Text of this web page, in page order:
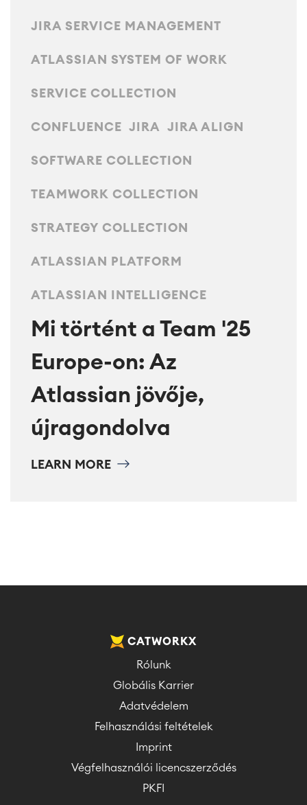
megosztás
Enterprise Wiki
Közös Intranet
Integrációk
SAP Integráció
SZOLGÁLTATÁSOK
FORRÁSOK
■
■
JIRA SERVICE MANAGEMENT
ATLASSIAN SYSTEM OF WORK
SERVICE COLLECTION
CONFLUENCE JIRA JIRA ALIGN
SOFTWARE COLLECTION
TEAMWORK COLLECTION
STRATEGY COLLECTION
ATLASSIAN PLATFORM
ATLASSIAN INTELLIGENCE
Mi történt a Team '25
Europe-on: Az
Atlassian jövője,
újragondolva
LEARN MORE
CATWORKX
Rólunk
Globális Karrier
Adatvédelem
Felhasználási feltételek
Imprint
Végfelhasználói licencszerződés
PKFI